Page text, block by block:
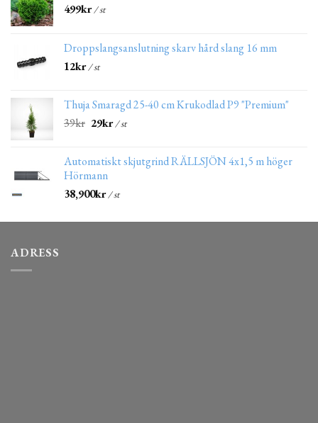
499kr/ st
Droppslangsanslutning skarv hård slang 16 mm
12kr/ st
Thuja Smaragd 25-40 cm Krukodlad P9 "Premium"
39kr 29kr/ st
Automatiskt skjutgrind RÄLLSJÖN 4x1,5 m höger
Hörmann
38,900kr/ st
ADRESS